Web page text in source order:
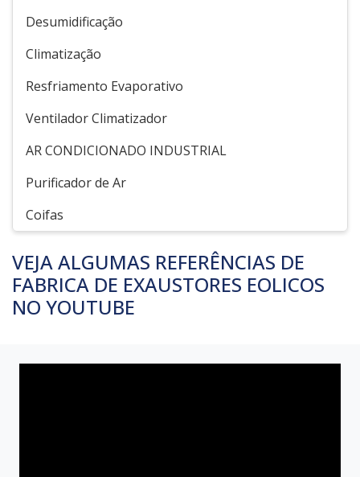
Desumidificação
Climatização
Resfriamento Evaporativo
Ventilador Climatizador
AR CONDICIONADO INDUSTRIAL
Purificador de Ar
Coifas
VEJA ALGUMAS REFERÊNCIAS DE
FABRICA DE EXAUSTORES EOLICOS
NO YOUTUBE